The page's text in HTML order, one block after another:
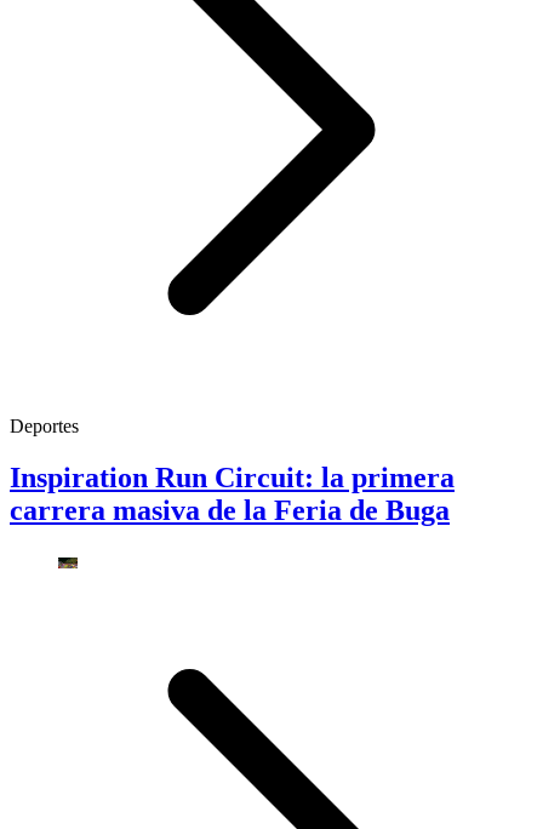
Deportes
Inspiration Run Circuit: la primera
carrera masiva de la Feria de Buga